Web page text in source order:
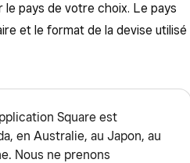
pays de votre choix. Le pays
et le format de la devise utilisé
Square est
en Australie, au Japon, au
Nous ne prenons